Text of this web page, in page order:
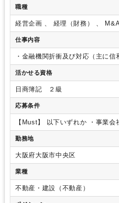
職種
経営企
仕事内容
・金融機関折衝及び対応（主に
なっており、取引銀行は30行以上
・信和グループ各社業績管理・中
の運営・司会
・資金繰り管理
活かせる資格
日商簿記 ２級
応募条件
【Must】 以下いずれか ・事業会
経験者（不動産業界歓迎）・金融
勤務地
大阪府大阪市中央区
業種
不動産・建設（不動産）